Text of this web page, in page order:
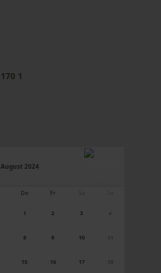
August 2024
Do Fr
1 2 3 4
8 9 10 11
15 16 17 18